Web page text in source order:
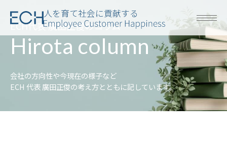
人を育て社会に貢献する
ECH代表 廣田正俊のコラム
Hirota column
会社の方向性や今現在の様子など
ECH 代表 廣田正俊の考え方とともに記しています。